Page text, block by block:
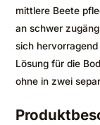
mittlere Beete
an schwer
sich
Lösung für die
ohne in zwei